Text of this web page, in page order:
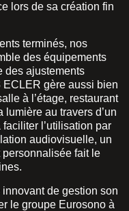
lors de sa création fin
terminés, nos
des équipements
des ajustements
ECLER gère aussi bien
à l’étage, restaurant
au travers d’un
l’utilisation par
audiovisuelle, un
fait le
de gestion son
le groupe Eurosono à